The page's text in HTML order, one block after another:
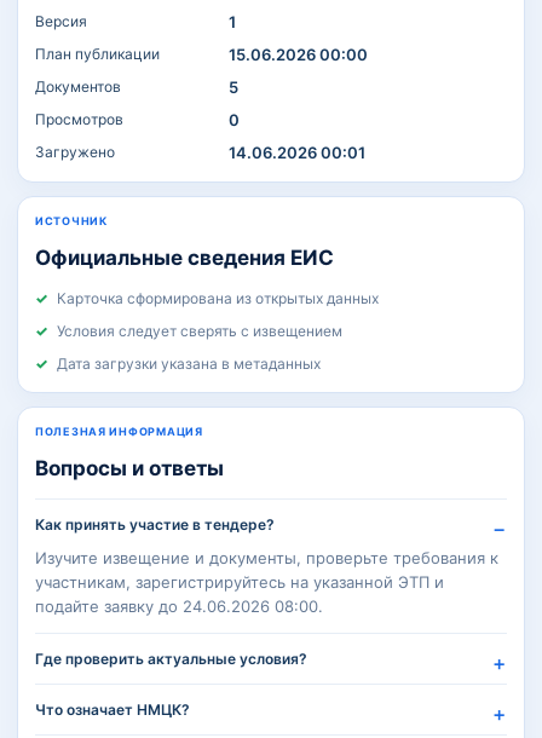
Версия 1
План публикации 15.06.2026 00:00
Документов 5
Просмотров 0
Загружено 14.06.2026 00:01
ИСТОЧНИК
Официальные сведения ЕИС
Карточка сформирована из открытых данных
Условия следует сверять с извещением
Дата загрузки указана в метаданных
ПОЛЕЗНАЯ ИНФОРМАЦИЯ
Вопросы и ответы
Как принять участие в тендере?
Изучите извещение и документы, проверьте требования к
участникам, зарегистрируйтесь на указанной ЭТП и
подайте заявку до 24.06.2026 08:00.
Где проверить актуальные условия?
Что означает НМЦК?